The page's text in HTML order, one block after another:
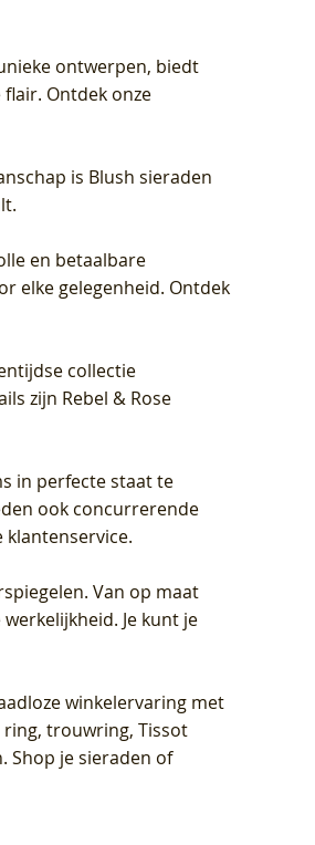
ontwerpen, biedt
Ontdek onze
is Blush sieraden
en betaalbare
elke gelegenheid. Ontdek
collectie
zijn Rebel & Rose
in perfecte staat te
ook concurrerende
Van op maat
Je kunt je
winkelervaring met
trouwring, Tissot
Shop je sieraden of